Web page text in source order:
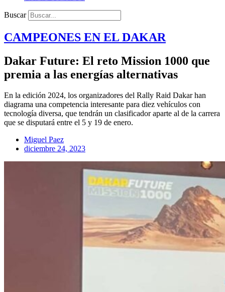
Buscar
CAMPEONES EN EL DAKAR
Dakar Future: El reto Mission 1000 que
premia a las energías alternativas
En la edición 2024, los organizadores del Rally Raid Dakar han
diagrama una competencia interesante para diez vehículos con
tecnología diversa, que tendrán un clasificador aparte al de la carrera
que se disputará entre el 5 y 19 de enero.
Miguel Paez
diciembre 24, 2023